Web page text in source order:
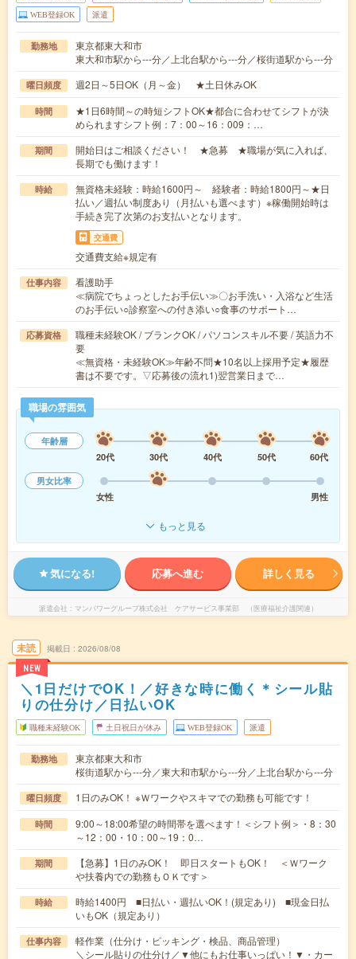
WEB登録OK 派遣
勤務地
東京都東大和市
東大和市駅から---分／上北台駅から---分／桜街道駅から---分
曜日頻度 週2日～5日OK（月～金） ★土日休みOK
時間
★1日6時間～の時短シフトOK★都合に合わせてシフトが決
められますシフト例：7：00～16：009：…
期間
開始日はご相談ください！ ★急募 ★職場が気に入れば、
長期でも働けます！
時給
無資格未経験：時給1600円～ 経験者：時給1800円～★日
払い／週払い制度あり（月払いも選べます）※稼働開始時は
手続き完了次第のお支払いとなります。
交通費
交通費支給※規定有
仕事内容
看護助手
≪病院でちょっとしたお手伝い≫〇お手洗い・入浴など生活
のお手伝い○診察室への付き添い○食事のサポート…
応募資格
職種未経験OK / ブランクOK / パソコンスキル不要 / 英語力不
要
≪無資格・未経験OK≫年齢不問★10名以上採用予定★履歴
書は不要です。▽応募後の流れ1)翌営業日まで…
職場の雰囲気
年齢層
20代
30代 40代 50代
60代
男女比率
女性
男性
もっと見る
気になる! 応募へ進む 詳しく見る
派遣会社 マンパワーグループ株式会社 ケアサービス事業部 （医療福祉介護関連）
未読
NEW
掲載日 2026/08/08
＼1日だけでOK！／好きな時に働く＊シール貼
りの仕分け／日払いOK
職種未経験OK 土日祝日が休み WEB登録OK 派遣
勤務地
東京都東大和市
桜街道駅から---分／東大和市駅から---分／上北台駅から---分
曜日頻度 1日のみOK！ ※Ｗワークやスキマでの勤務も可能です！
時間
9:00～18:00希望の時間帯を選べます！＜シフト例＞・8：30
～12：00・10：00～19：0…
期間
【急募】1日のみOK！ 即日スタートもOK！ ＜Ｗワーク
や扶養内での勤務もＯＫです＞
時給
時給1400円 ■日払い・週払いOK！(規定あり) ■現金日払
いもOK（規定あり）
仕事内容
軽作業（仕分け・ピッキング・検品、商品管理）
＼シール貼りの仕分け／▼他にもお仕事いっぱい！▼・カー